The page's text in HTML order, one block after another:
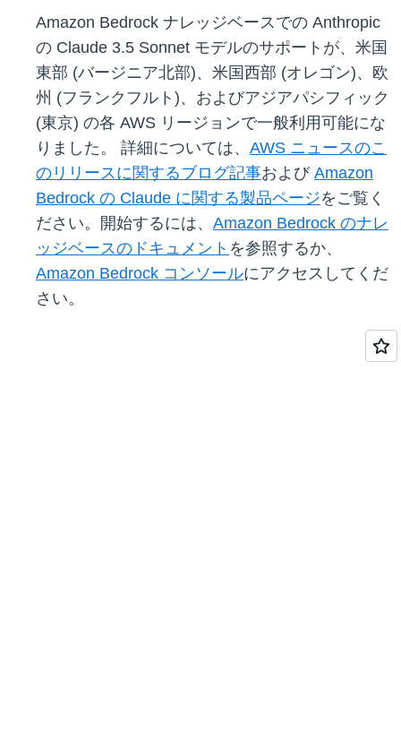
Amazon Bedrock ナレッジベースでの Anthropic
の Claude 3.5 Sonnet モデルのサポートが、米国
東部 (バージニア北部)、米国西部 (オレゴン)、欧
州 (フランクフルト)、およびアジアパシフィック
(東京) の各 AWS リージョンで一般利用可能にな
りました。 詳細については、 AWS ニュースのこ
のリリースに関するブログ記事および Amazon
Bedrock の Claude に関する製品ページをご覧く
ださい。開始するには、 Amazon Bedrock のナレ
ッジベースのドキュメント を参照するか、
Amazon Bedrock コンソールにアクセスしてくだ
さい。